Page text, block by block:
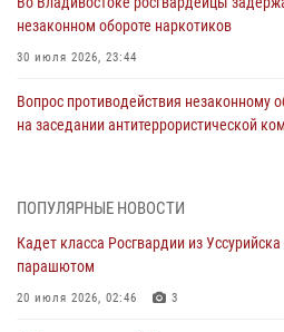
незаконном обороте наркотиков
30 июля 2026, 23:44
Вопрос противодействия незаконному
на заседании антитеррористической
Во Владивостоке во дворе жилого дома
В День Крещения Руси в Князь-
ПОПУЛЯРНЫЕ НОВОСТИ
Кадет класса Росгвардии из
парашютом
20 июля 2026, 02:46 3